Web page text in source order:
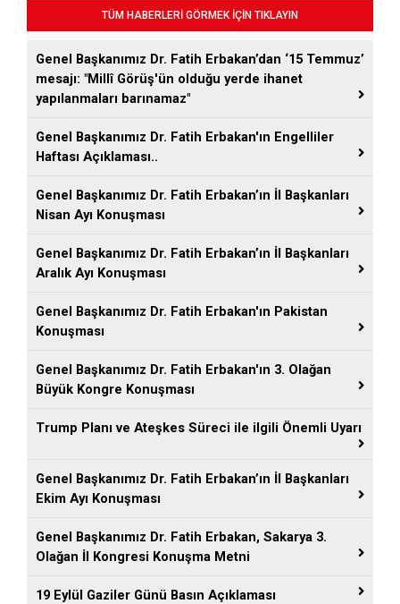
TÜM HABERLERİ GÖRMEK İÇİN TIKLAYIN
Genel Başkanımız Dr. Fatih Erbakan’dan ‘15 Temmuz’
mesajı: "Millî Görüş'ün olduğu yerde ihanet
yapılanmaları barınamaz"
Genel Başkanımız Dr. Fatih Erbakan'ın Engelliler
Haftası Açıklaması..
Genel Başkanımız Dr. Fatih Erbakan’ın İl Başkanları
Nisan Ayı Konuşması
Genel Başkanımız Dr. Fatih Erbakan’ın İl Başkanları
Aralık Ayı Konuşması
Genel Başkanımız Dr. Fatih Erbakan'ın Pakistan
Konuşması
Genel Başkanımız Dr. Fatih Erbakan'ın 3. Olağan
Büyük Kongre Konuşması
Trump Planı ve Ateşkes Süreci ile ilgili Önemli Uyarı
Genel Başkanımız Dr. Fatih Erbakan’ın İl Başkanları
Ekim Ayı Konuşması
Genel Başkanımız Dr. Fatih Erbakan, Sakarya 3.
Olağan İl Kongresi Konuşma Metni
19 Eylül Gaziler Günü Basın Açıklaması